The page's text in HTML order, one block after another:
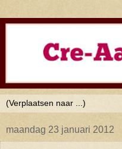
maandag 23 januari 2012